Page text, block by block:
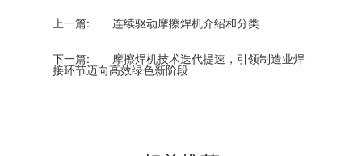
上一篇: 连续驱动摩擦焊机介绍和分类
下一篇:
​摩擦焊机技术迭代提速，引领制造业焊
接环节迈向高效绿色新阶段